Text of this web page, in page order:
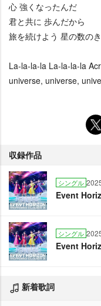
心 強くなったんだ
君と共に 歩んだから
旅を続けよう 星の数の
La-la-la-la La-la-la-la
universe, universe,
収録作品
シングル
Event
シングル
Event
新着歌詞